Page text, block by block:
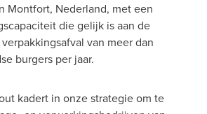
Montfort, Nederland, met een
die gelijk is aan de
van meer dan
burgers per jaar.
kadert in onze strategie om te